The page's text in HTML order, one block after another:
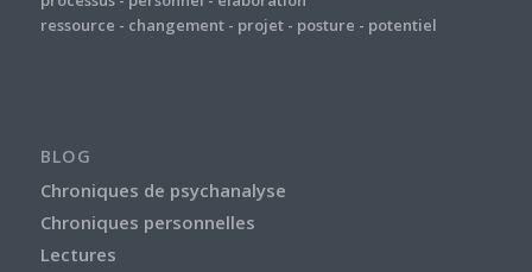
ressource - changement- projet- posture - potentiel
BLOG
Chroniques de psychanalyse
Chroniques personnelles
Lectures